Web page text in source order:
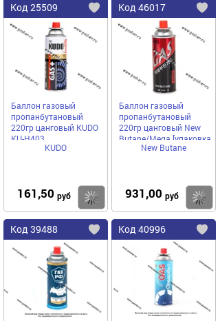
Код 25509
Добавить
избранное
Баллон газовый
пропанбутановый
220гр цанговый KUDO
KU-H403
KUDO
161,50 руб Купить
Код 46017
Баллон газовый
пропанбутановый
220гр цанговый New
Butane/Mega [упаковка
New Butane
931,00 руб
Код 39488
Добавить
избранное
Код 40996